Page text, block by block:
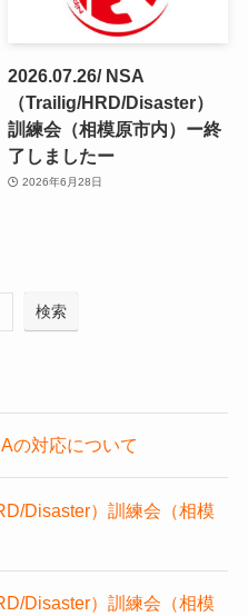
2026.07.26/ NSA
（Trailig/HRD/Disaster）
訓練会（相模原市内）ー終
了しましたー
2026年6月28日
検索
の対応について
Disaster）訓練会（相模
Disaster）訓練会（相模